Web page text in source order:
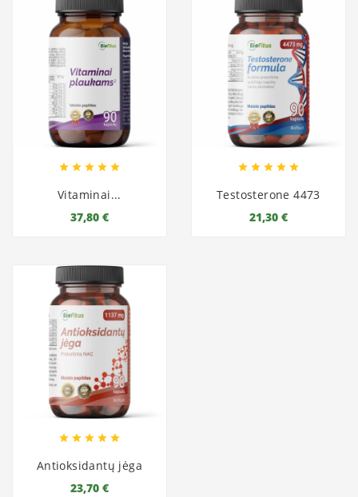
    
Vitaminai...
37,80 €
    
Testosterone 4473
21,30 €
    
Antioksidantų jėga
23,70 €